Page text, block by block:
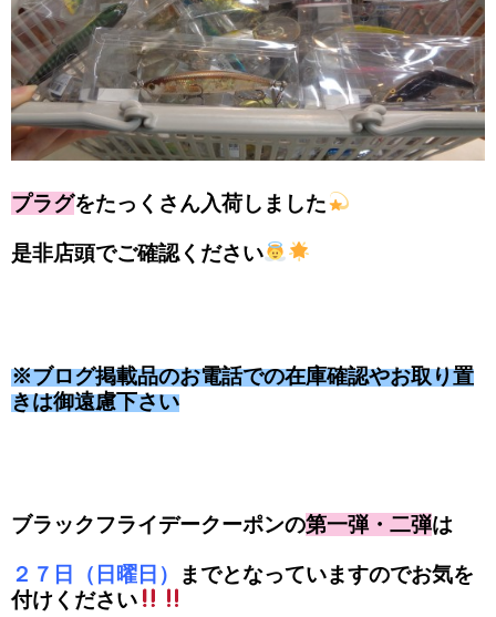
プラグをたっくさん入荷しました
是非店頭でご確認ください
※ブログ掲載品のお電話での在庫確認やお取り置
きは御遠慮下さい
ブラックフライデークーポンの第一弾・二弾は
２７日（日曜日）
までとなっていますのでお気を
付けください